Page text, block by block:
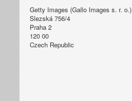
Getty Images (Gallo Images s. r. o.)
Slezská 756/4
Praha 2
120 00
Czech Republic